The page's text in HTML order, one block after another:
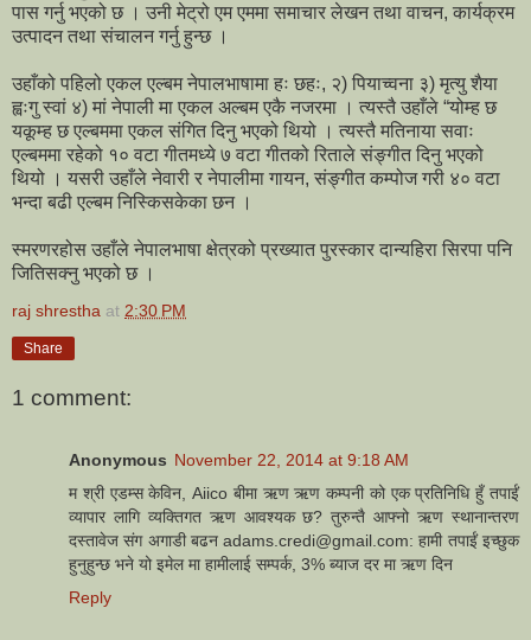
पास गर्नु भएको छ । उनी मेट्रो एम एममा समाचार लेखन तथा वाचन, कार्यक्रम
उत्पादन तथा संचालन गर्नु हुन्छ ।
उहाँको पहिलो एकल एल्बम नेपालभाषामा हः छहः, २) पियाच्वना ३) मृत्यु शैया
ह्वःगु स्वां ४) मां नेपाली मा एकल अल्बम एकै नजरमा । त्यस्तै उहाँले “योम्ह छ
यकूम्ह छ एल्बममा एकल संगित दिनु भएको थियो । त्यस्तै मतिनाया सवाः
एल्बममा रहेको १० वटा गीतमध्ये ७ वटा गीतको रिताले संङ्गीत दिनु भएको
थियो । यसरी उहाँले नेवारी र नेपालीमा गायन, संङ्गीत कम्पोज गरी ४० वटा
भन्दा बढी एल्बम निस्किसकेका छन ।
स्मरणरहोस उहाँले नेपालभाषा क्षेत्रको प्रख्यात पुरस्कार दान्यहिरा सिरपा पनि
जितिसक्नु भएको छ ।
raj shrestha at 2:30 PM
Share
1 comment:
Anonymous November 22, 2014 at 9:18 AM
म श्री एडम्स केविन, Aiico बीमा ऋण ऋण कम्पनी को एक प्रतिनिधि हुँ तपाईं
व्यापार लागि व्यक्तिगत ऋण आवश्यक छ? तुरुन्तै आफ्नो ऋण स्थानान्तरण
दस्तावेज संग अगाडी बढन adams.credi@gmail.com: हामी तपाईं इच्छुक
हुनुहुन्छ भने यो इमेल मा हामीलाई सम्पर्क, 3% ब्याज दर मा ऋण दिन
Reply